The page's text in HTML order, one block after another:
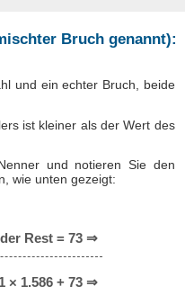
Bruch genannt):
und ein echter Bruch, beide
ist kleiner als der Wert des
und notieren Sie den
wie unten gezeigt:
Rest = 73 ⇒
× 1.586 + 73 ⇒